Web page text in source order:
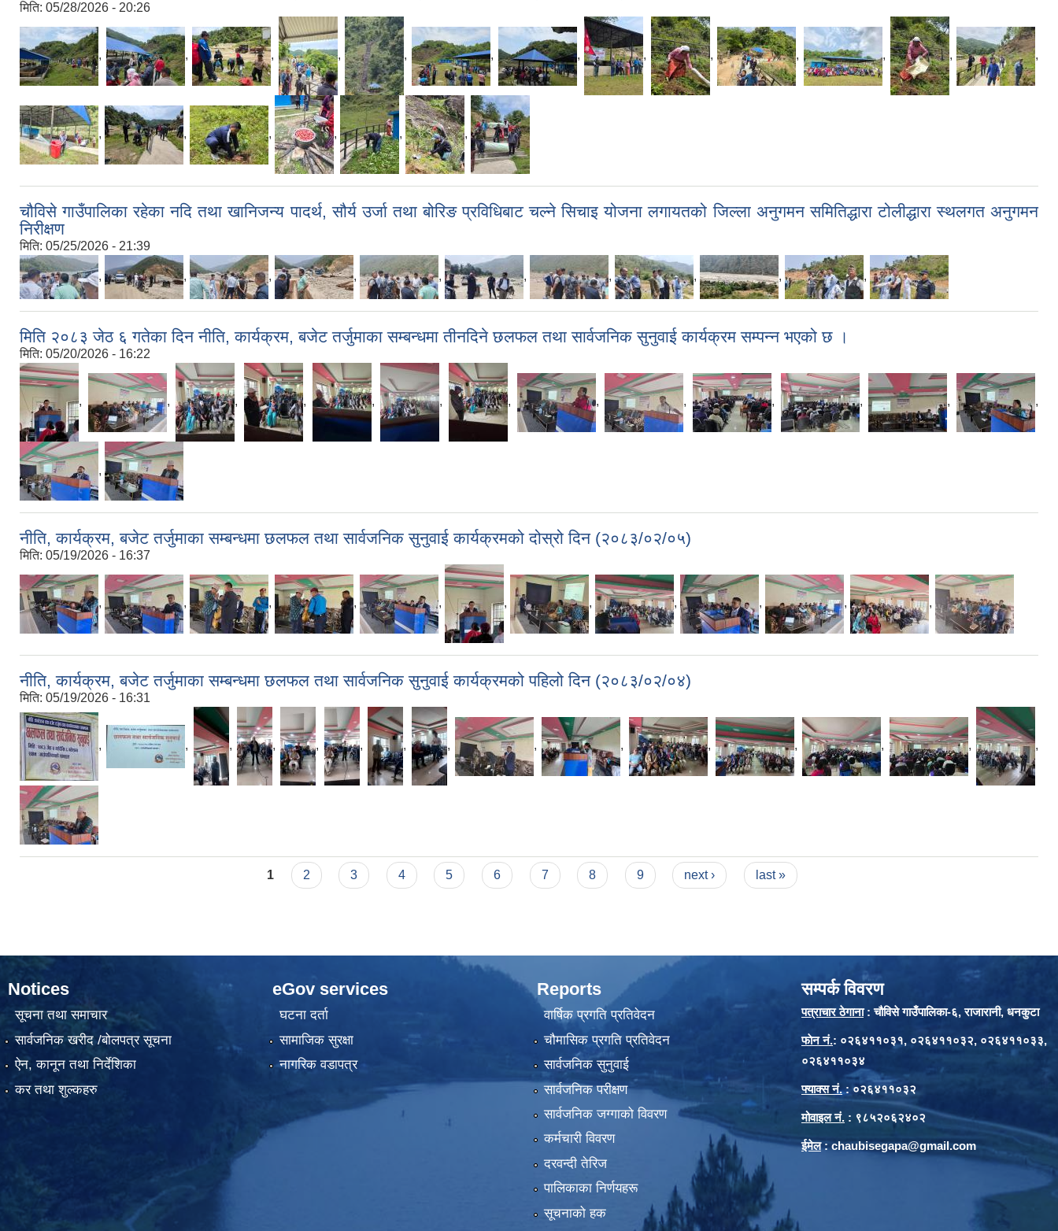
मिति: 05/28/2026 - 20:26
, , , , , , , , , , , , ,
, , , , , ,
चौविसे गाउँपालिका रहेका नदि तथा खानिजन्य पादर्थ, सौर्य उर्जा तथा बोरिङ प्रविधिबाट चल्ने सिचाइ योजना लगायतको जिल्ला अनुगमन समितिद्धारा टोलीद्धारा स्थलगत अनुगमन
निरीक्षण
मिति: 05/25/2026 - 21:39
, , , , , , , , , ,
मिति २०८३ जेठ ६ गतेका दिन नीति, कार्यक्रम, बजेट तर्जुमाका सम्बन्धमा तीनदिने छलफल तथा सार्वजनिक सुनुवाई कार्यक्रम सम्पन्न भएको छ ।
मिति: 05/20/2026 - 16:22
, , , , , , , , , , , , ,
,
नीति, कार्यक्रम, बजेट तर्जुमाका सम्बन्धमा छलफल तथा सार्वजनिक सुनुवाई कार्यक्रमको दोस्रो दिन (२०८३/०२/०५)
मिति: 05/19/2026 - 16:37
, , , , , , , , , , ,
नीति, कार्यक्रम, बजेट तर्जुमाका सम्बन्धमा छलफल तथा सार्वजनिक सुनुवाई कार्यक्रमको पहिलो दिन (२०८३/०२/०४)
मिति: 05/19/2026 - 16:31
, , , , , , , , , , , , , , ,
1 2 3 4 5 6 7 8 9 next › last »
Notices
सूचना तथा समाचार
सार्वजनिक खरीद /बोलपत्र सूचना
ऐन, कानून तथा निर्देशिका
कर तथा शुल्कहरु
eGov services
घटना दर्ता
सामाजिक सुरक्षा
नागरिक वडापत्र
Reports
वार्षिक प्रगति प्रतिवेदन
चौमासिक प्रगति प्रतिवेदन
सार्वजनिक सुनुवाई
सार्वजनिक परीक्षण
सार्वजनिक जग्गाको विवरण
कर्मचारी विवरण
दरवन्दी तेरिज
पालिकाका निर्णयहरू
सूचनाको हक
सम्पर्क विवरण
पत्राचार ठेगाना: चौविसे गाउँपालिका-६, राजारानी, धनकुटा
फाेन नं.: ०२६४११०३१, ०२६४११०३२, ०२६४११०३३,
०२६४११०३४
फ्याक्स नं.: ०२६४११०३२
मोवाइल नं. : ९८५२०६२४०२
ईमेल: chaubisegapa@gmail.com